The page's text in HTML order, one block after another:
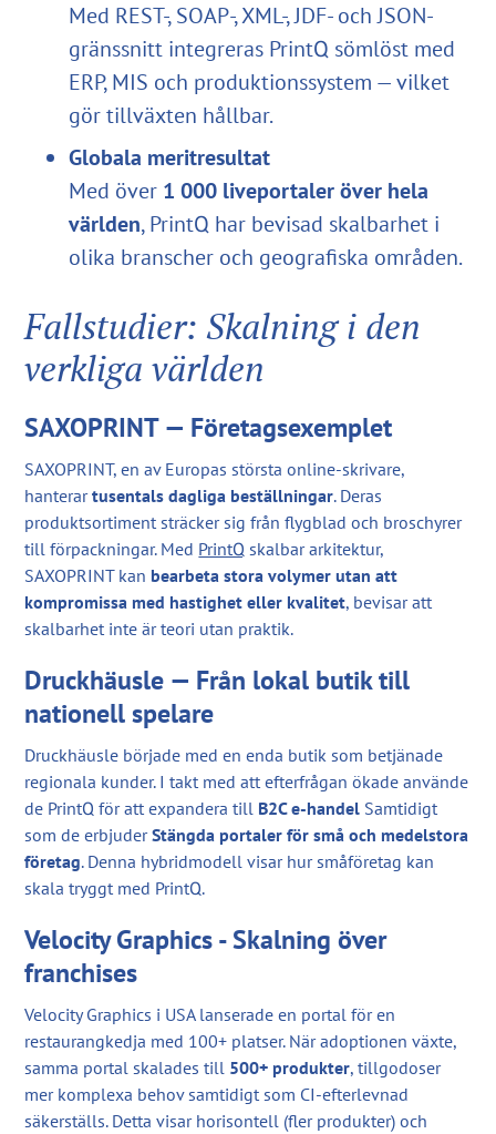
Med REST-, SOAP-, XML-, JDF- och JSON-
gränssnitt integreras PrintQ sömlöst med
ERP, MIS och produktionssystem — vilket
gör tillväxten hållbar.
Globala meritresultat
Med över 1 000 liveportaler över hela
världen, PrintQ har bevisad skalbarhet i
olika branscher och geografiska områden.
Fallstudier: Skalning i den
verkliga världen
SAXOPRINT — Företagsexemplet
SAXOPRINT, en av Europas största online-skrivare,
hanterartusentals dagliga beställningar. Deras
produktsortiment sträcker sig från flygblad och broschyrer
till förpackningar. Med PrintQ skalbar arkitektur,
SAXOPRINT kan bearbeta stora volymer utan att
kompromissa med hastighet eller kvalitet, bevisar att
skalbarhet inte är teori utan praktik.
Druckhäusle — Från lokal butik till
nationell spelare
Druckhäusle började med en enda butik som betjänade
regionala kunder. I takt med att efterfrågan ökade använde
de PrintQ för att expandera till B2C e-handel Samtidigt
som de erbjuderStängda portaler för små och medelstora
företag. Denna hybridmodell visar hur småföretag kan
skala tryggt med PrintQ.
Velocity Graphics - Skalning över
franchises
Velocity Graphics i USA lanserade en portal för en
restaurangkedja med 100+ platser. När adoptionen växte,
samma portal skalades till 500+ produkter, tillgodoser
mer komplexa behov samtidigt som CI-efterlevnad
säkerställs. Detta visar horisontell (fler produkter) och